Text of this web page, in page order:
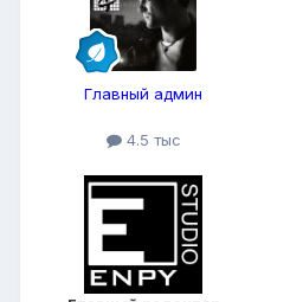
Главный админ
4.5 тыс